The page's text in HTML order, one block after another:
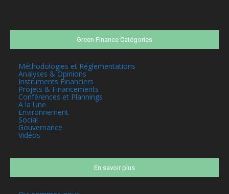
Green Finance Catégories
Méthodologies et Réglementations
Analyses & Opinions
Instruments Financiers
Projets & Financements
Conférences et Plannings
A la Une
Environnement
Social
Gouvernance
Vidéos
En savoir plus